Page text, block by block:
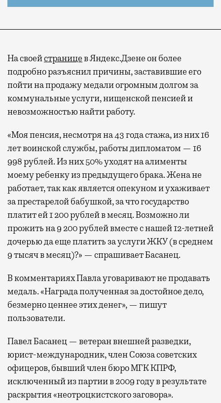
На своейстраницев Яндекс.Дзене он более
подробно разъяснил причины, заставившие его
пойти на продажу медали огромным долгом за
коммунальные услуги, нищенской пенсией и
невозможностью найти работу.
«Моя пенсия, несмотря на 43 года стажа, из них 16
лет воинской службы, работы дипломатом — 16
998 рублей. Из них 50% уходят на алименты
моему ребенку из предыдущего брака. Жена не
работает, так как является опекуном и ухаживает
за престарелой бабушкой, за что государство
платит ей 1 200 рублей в месяц. Возможно ли
прожить на 9 200 рублей вместе с нашей 12-летней
дочерью да еще платить за услуги ЖКУ (в среднем
9 тысяч в месяц)?» — спрашивает Басанец.
В комментариях Павла уговаривают не продавать
медаль. «Награда полученная за достойное дело,
безмерно ценнее этих денег», — пишут
пользователи.
Павел Басанец — ветеран внешней разведки,
юрист-международник, член Союза советских
офицеров, бывший член бюро МГК КПРФ,
исключенный из партии в 2009 году в результате
раскрытия «неотроцкистского заговора».